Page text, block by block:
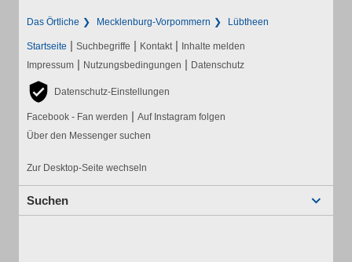
Das Örtliche Mecklenburg-Vorpommern Lübtheen
Startseite | Suchbegriffe | Kontakt | Inhalte melden
Impressum | Nutzungsbedingungen | Datenschutz
Datenschutz-Einstellungen
Facebook - Fan werden | Auf Instagram folgen
Über den Messenger suchen
Zur Desktop-Seite wechseln
Suchen